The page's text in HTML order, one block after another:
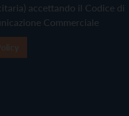
accettando il Codice di
Commerciale